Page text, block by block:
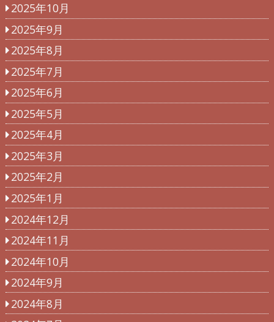
2025年10月
2025年9月
2025年8月
2025年7月
2025年6月
2025年5月
2025年4月
2025年3月
2025年2月
2025年1月
2024年12月
2024年11月
2024年10月
2024年9月
2024年8月